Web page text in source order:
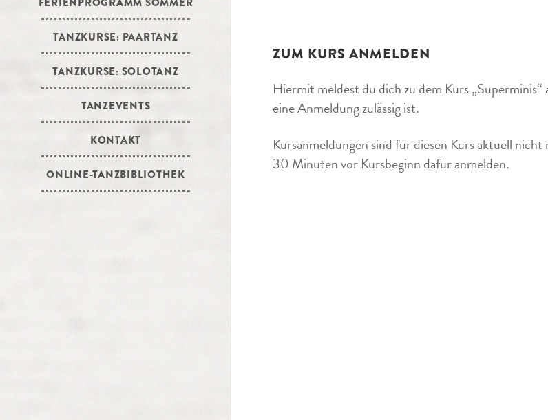
TANZKURSE: PAARTANZ
TANZKURSE: SOLOTANZ
TANZEVENTS
KONTAKT
ONLINE-TANZBIBLIOTHEK
ZUM KURS ANMELDEN
Hiermit meldest du dich zu dem Kurs
eine Anmeldung zulässig ist.
Kursanmeldungen sind für diesen Kurs aktuell
30 Minuten vor Kursbeginn dafür anmelden.